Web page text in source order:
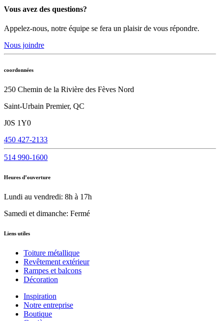
Vous avez des questions?
Appelez-nous, notre équipe se fera un plaisir de vous répondre.
Nous joindre
coordonnées
250 Chemin de la Rivière des Fèves Nord
Saint-Urbain Premier, QC
J0S 1Y0
450 427-2133
514 990-1600
Heures d’ouverture
Lundi au vendredi: 8h à 17h
Samedi et dimanche: Fermé
Liens utiles
Toiture métallique
Revêtement extérieur
Rampes et balcons
Décoration
Inspiration
Notre entreprise
Boutique